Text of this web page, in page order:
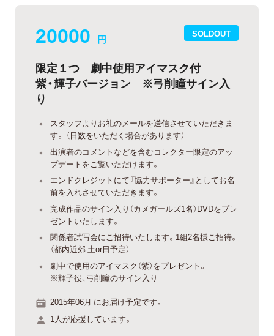
SOLDOUT
20000 円
限定１つ 劇中使用アイマスク付
紫・輝子バージョン ※弓削瞳サイン入
り
スタッフよりお礼のメールを送信させていただきま
す。 （日数をいただく場合があります）
出演者のコメントなどを含むコレクター限定のアッ
プデートをご覧いただけます。
エンドクレジットにて『協力サポーター』としてお名
前を入れさせていただきます。
完成作品のサイン入り（カメガールズ1名）DVDをプレ
ゼントいたします。
関係者試写会にご招待いたします。1組2名様ご招待。
（都内近郊 土or日予定）
劇中で使用のアイマスク（紫）をプレゼント。
※輝子役、弓削瞳のサイン入り
2015年06月 にお届け予定です。
1人が応援しています。